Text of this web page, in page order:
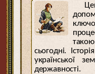
сьогодні.
української
державності.